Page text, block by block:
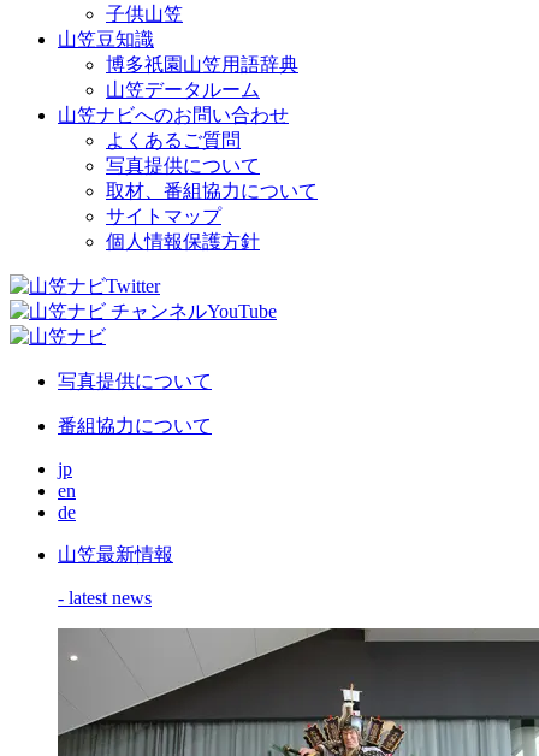
子供山笠
山笠豆知識
博多祇園山笠用語辞典
山笠データルーム
山笠ナビへのお問い合わせ
よくあるご質問
写真提供について
取材、番組協力について
サイトマップ
個人情報保護方針
写真提供について
番組協力について
jp
en
de
山笠最新情報
- latest news